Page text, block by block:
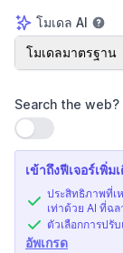
โมเดล AI
โมเดล AI
โมเดลมาตรฐาน
Search the web?
ใช้การตั้งค่า
เข้าถึงฟีเจอร์เพิ่
ประสิทธิภาพที่เ
เท่าด้วย AI ที่ฉ
ตัวเลือกการปรั
อัพเกรด